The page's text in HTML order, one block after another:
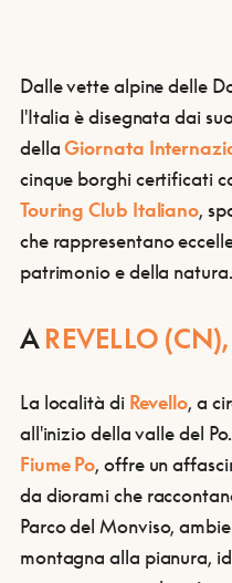
Dalle vette alpine delle
l'Italia è disegnata dai
dellaGiornata
cinque borghi certificati
Touring Club Italiano,
che rappresentano
patrimonio e della natura.
A REVELLO
La località di Revello, a
all'inizio della valle del Po.
Fiume Po, offre un
da diorami che
Parco del Monviso,
montagna alla pianura,